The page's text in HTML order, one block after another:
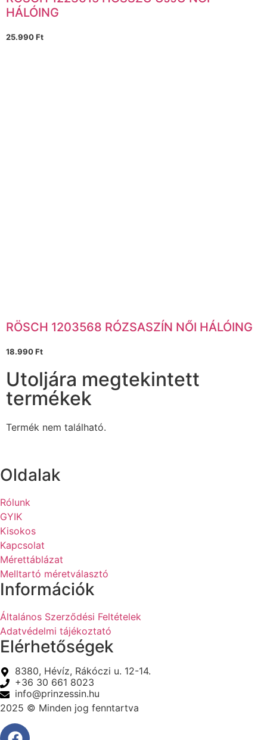
HÁLÓING
25.990Ft
RÖSCH 1203568 RÓZSASZÍN NŐI HÁLÓING
18.990Ft
Utoljára megtekintett
termékek
Termék nem található.
Oldalak
Rólunk
GYIK
Kisokos
Kapcsolat
Mérettáblázat
Melltartó méretválasztó
Információk
Általános Szerződési Feltételek
Adatvédelmi tájékoztató
Elérhetőségek
8380, Hévíz, Rákóczi u. 12-14.
+36 30 661 8023
info@prinzessin.hu
2025 © Minden jog fenntartva